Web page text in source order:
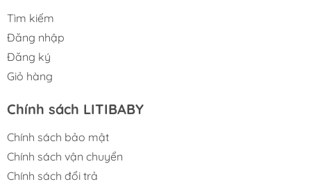
hiện nay.
Kích thước:
Sản phẩm có các size từ 2 đến 8 tuổi, phù hợp với
Thiết kế vừa vặn, không quá rộng hay quá chật,
hoạt động hàng ngày.
🧼 Hướng dẫn bảo quản:
Tìm kiếm
Đăng nhập
Đăng ký
Giỏ hàng
Chính sách LITIBABY
Chính sách bảo mật
Chính sách vận chuyển
Chính sách đổi trả